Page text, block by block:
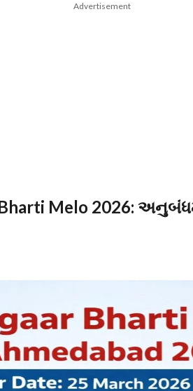
Advertisement
Bharti Melo 2026: